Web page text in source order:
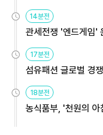
14분전
관세전쟁 '엔드게임'
17분전
섬유패션 글로벌 경
18분전
농식품부, '천원의